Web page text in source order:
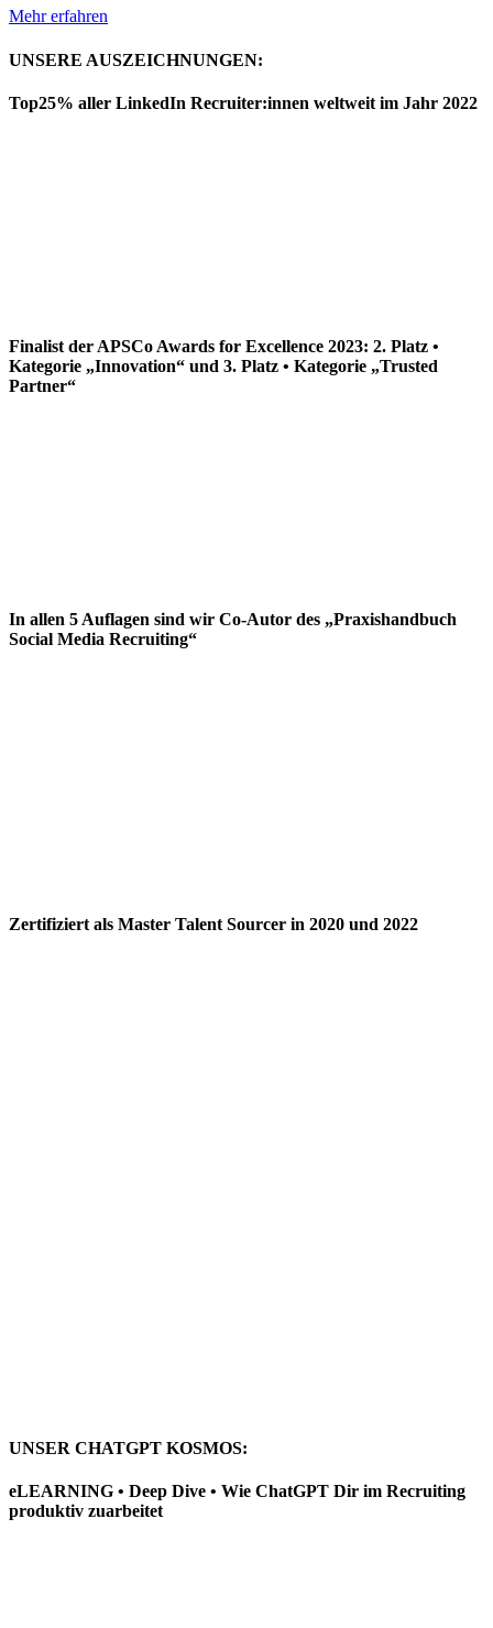
Mehr erfahren
UNSERE AUSZEICHNUNGEN:
Top25% aller LinkedIn Recruiter:innen weltweit im Jahr 2022
Finalist der APSCo Awards for Excellence 2023: 2. Platz •
Kategorie „Innovation“ und 3. Platz • Kategorie „Trusted
Partner“
In allen 5 Auflagen sind wir Co-Autor des „Praxishandbuch
Social Media Recruiting“
Zertifiziert als Master Talent Sourcer in 2020 und 2022
UNSER CHATGPT KOSMOS:
eLEARNING • Deep Dive • Wie ChatGPT Dir im Recruiting
produktiv zuarbeitet